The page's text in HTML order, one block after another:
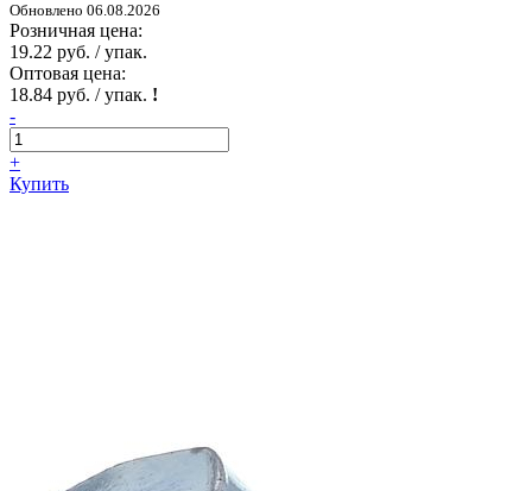
Обновлено 06.08.2026
Розничная цена:
19.22 руб. / упак.
Оптовая цена:
18.84 руб. / упак. !
-
+
Купить